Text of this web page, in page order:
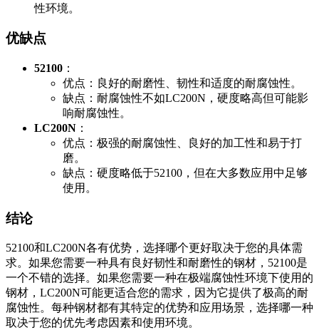
性环境。
优缺点
52100 ：
优点：良好的耐磨性、韧性和适度的耐腐蚀性。
缺点：耐腐蚀性不如LC200N，硬度略高但可能影
响耐腐蚀性。
LC200N ：
优点：极强的耐腐蚀性、良好的加工性和易于打
磨。
缺点：硬度略低于52100，但在大多数应用中足够
使用。
结论
52100和LC200N各有优势，选择哪个更好取决于您的具体需
求。如果您需要一种具有良好韧性和耐磨性的钢材，52100是
一个不错的选择。如果您需要一种在极端腐蚀性环境下使用的
钢材，LC200N可能更适合您的需求，因为它提供了极高的耐
腐蚀性。每种钢材都有其特定的优势和应用场景，选择哪一种
取决于您的优先考虑因素和使用环境。